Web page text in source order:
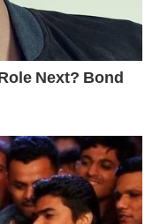
друзями на